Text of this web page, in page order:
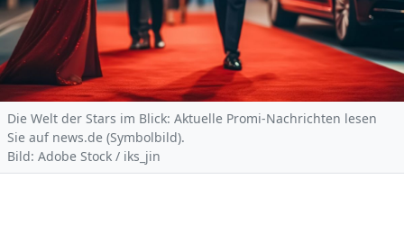
Die Welt der Stars im Blick: Aktuelle Promi-Nachrichten lesen
Sie auf news.de (Symbolbild).
Bild: Adobe Stock / iks_jin